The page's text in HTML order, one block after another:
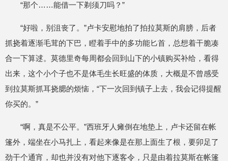
“那个……能借一下剃须刀吗？”
“好啦，别沮丧了。”卢卡安慰地拍了拍拉莫斯的肩膀，后者
抓挠着逐渐毛茸的下巴，瞪着手中的多功能匕首，总想着干脆凑
合一下算逑。莫德里奇每周都会回到山下的小镇购买补给，看得
出来，这个小个子也不是体毛生长旺盛的体质，大概是不曾感受
到拉莫斯抓耳挠腮的烦恼，“下一次回到镇子上去，我会记得提醒
你买的。”
“啊，真是不公平。”西班牙人瘫倒在地垫上，卢卡还留在帐
篷外，端坐在小马扎上，看起来像是在那上面生了根，要卯足了
劲干个通宵，却也并没有对他下逐客令，只是由着拉莫斯在帐篷